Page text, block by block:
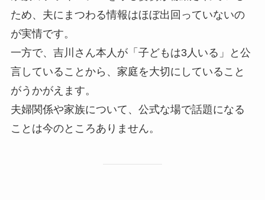
ため、夫にまつわる情報はほぼ出回っていないの
が実情です。
一方で、吉川さん本人が「子どもは3人いる」と公
言していることから、家庭を大切にしていること
がうかがえます。
夫婦関係や家族について、公式な場で話題になる
ことは今のところありません。